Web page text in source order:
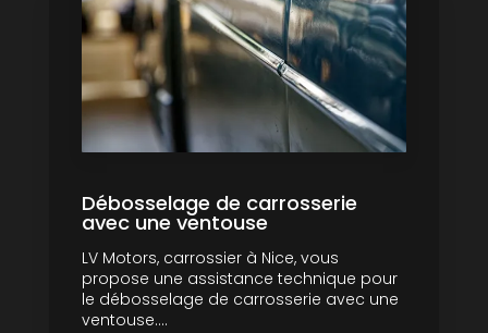
Débosselage de carrosserie
avec une ventouse
LV Motors, carrossier à Nice, vous
propose une assistance technique pour
le débosselage de carrosserie avec une
ventouse....